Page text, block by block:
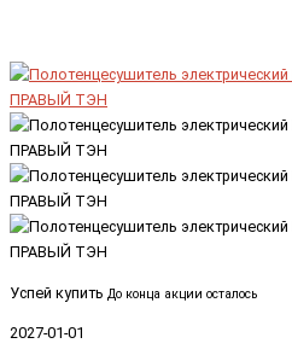
Успей купить До конца акции осталось
2027-01-01